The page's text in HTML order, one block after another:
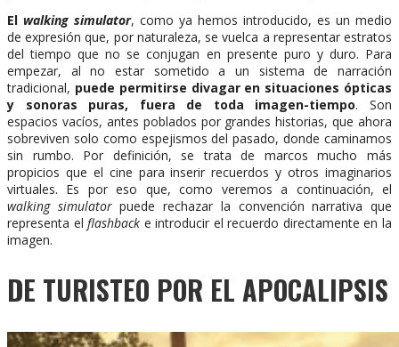
El walking simulator, como ya hemos introducido, es un medio
de expresión que, por naturaleza, se vuelca a representar estratos
del tiempo que no se conjugan en presente puro y duro. Para
empezar, al no estar sometido a un sistema de narración
tradicional, puede permitirse divagar en situaciones ópticas
y sonoras puras, fuera de toda imagen-tiempo. Son
espacios vacíos, antes poblados por grandes historias, que ahora
sobreviven solo como espejismos del pasado, donde caminamos
sin rumbo. Por definición, se trata de marcos mucho más
propicios que el cine para inserir recuerdos y otros imaginarios
virtuales. Es por eso que, como veremos a continuación, el
walking simulatorpuede rechazar la convención narrativa que
representa el flashback e introducir el recuerdo directamente en la
imagen.
DE TURISTEO POR EL APOCALIPSIS